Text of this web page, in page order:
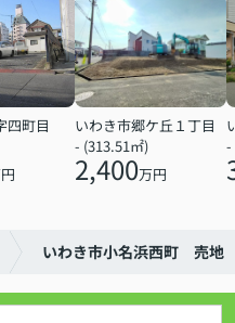
四町目
いわき市郷ケ丘１丁目
- (313.51㎡)
2,400万円
-
いわき市小名浜西町 売地